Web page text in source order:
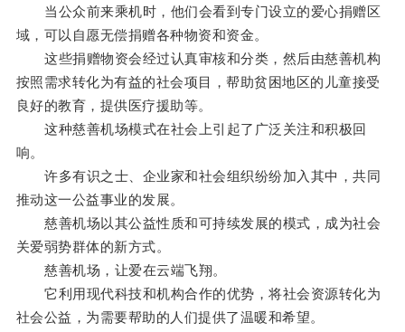
当公众前来乘机时，他们会看到专门设立的爱心捐赠区
域，可以自愿无偿捐赠各种物资和资金。
这些捐赠物资会经过认真审核和分类，然后由慈善机构
按照需求转化为有益的社会项目，帮助贫困地区的儿童接受
良好的教育，提供医疗援助等。
这种慈善机场模式在社会上引起了广泛关注和积极回
响。
许多有识之士、企业家和社会组织纷纷加入其中，共同
推动这一公益事业的发展。
慈善机场以其公益性质和可持续发展的模式，成为社会
关爱弱势群体的新方式。
慈善机场，让爱在云端飞翔。
它利用现代科技和机构合作的优势，将社会资源转化为
社会公益，为需要帮助的人们提供了温暖和希望。